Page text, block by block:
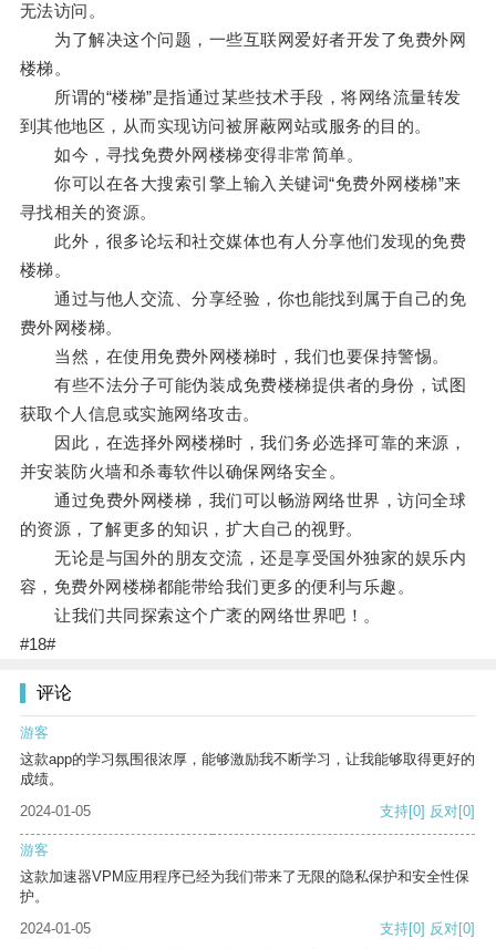
无法访问。
为了解决这个问题，一些互联网爱好者开发了免费外网
楼梯。
所谓的“楼梯”是指通过某些技术手段，将网络流量转发
到其他地区，从而实现访问被屏蔽网站或服务的目的。
如今，寻找免费外网楼梯变得非常简单。
你可以在各大搜索引擎上输入关键词“免费外网楼梯”来
寻找相关的资源。
此外，很多论坛和社交媒体也有人分享他们发现的免费
楼梯。
通过与他人交流、分享经验，你也能找到属于自己的免
费外网楼梯。
当然，在使用免费外网楼梯时，我们也要保持警惕。
有些不法分子可能伪装成免费楼梯提供者的身份，试图
获取个人信息或实施网络攻击。
因此，在选择外网楼梯时，我们务必选择可靠的来源，
并安装防火墙和杀毒软件以确保网络安全。
通过免费外网楼梯，我们可以畅游网络世界，访问全球
的资源，了解更多的知识，扩大自己的视野。
无论是与国外的朋友交流，还是享受国外独家的娱乐内
容，免费外网楼梯都能带给我们更多的便利与乐趣。
让我们共同探索这个广袤的网络世界吧！。
#18#
评论
游客
这款app的学习氛围很浓厚，能够激励我不断学习，让我能够取得更好的
成绩。
2024-01-05
支持[0] 反对[0]
游客
这款加速器VPM应用程序已经为我们带来了无限的隐私保护和安全性保
护。
2024-01-05
支持[0] 反对[0]